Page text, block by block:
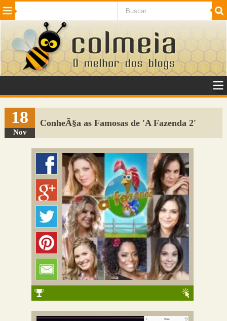
Beleza Cinema e TV
Internet Jogos NotÃ­cias SaÃºde
VeÃ­culos Adulto
Sugerir Link
Adicionar Blog
Colmeia Exchange
Perguntas Frequentes
18
Nov
ConheÃ§a as Famosas de 'A Fazenda 2'